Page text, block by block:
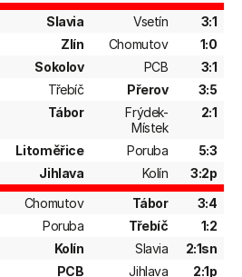
Slavia Vsetín
3:1
Zlín Chomutov
1:0
Sokolov PCB
3:1
Třebíč Přerov
3:5
Tábor
Frýdek-
Místek
2:1
Litoměřice Poruba
5:3
Jihlava Kolín
3:2p
Chomutov Tábor
3:4
Poruba Třebíč
1:2
Kolín Slavia
2:1sn
PCB Jihlava
2:1p